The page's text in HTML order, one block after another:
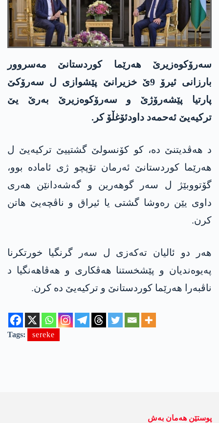
سەرۆکوەزیرێ ھەرێما کوردستانێ مەسروور
بارزانی ئیرۆ 9ێ خزیرانێ پێشوازی ل سەرۆکێ
پارتیا پێشەرۆژێ و سەرۆکوەزیرێ بەرێ یێ
ترکیەیێ ئەحمەد داودئۆغڵۆ کر.
د ھەڤدیتنێ دە، کو کۆنسولێ گشتییێ ترکیەیێ ل
ھەرێما کوردستانێ ئەرمان تۆپچو ژی ئامادە بوو،
گۆتووبێژ ل سەر گوھەرین و گەشەدانێن ھەری
داوی یێن رەوشا گشتی یا ئیراق و ناڤچەیێ ھاتن
کرن.
ھەر دو ئالیان تەکەزی ل سەر گرنگیا خورتکرنا
پەیوەندیان و پێشخستنا ھەڤکاری و ھەڤاھەنگیا د
ناڤبەرا ھەرێما کوردستانێ و ترکیەیێ دە کرن.
Tags: sereke
پوستێن ھەمان بەش